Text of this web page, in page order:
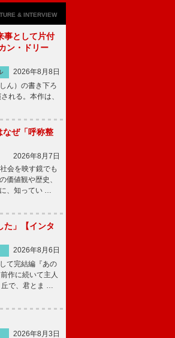
& INTERVIEW
事として片付
ン・ドリー
2026年8月8日
ん）の書き下ろ
れる。本作は、
なぜ「呼称整
2026年8月7日
会を映す鏡でも
価値観や歴史、
、知ってい …
た」【インタ
2026年8月6日
て完結編『あの
作に続いて主人
丘で、君とま …
2026年8月3日